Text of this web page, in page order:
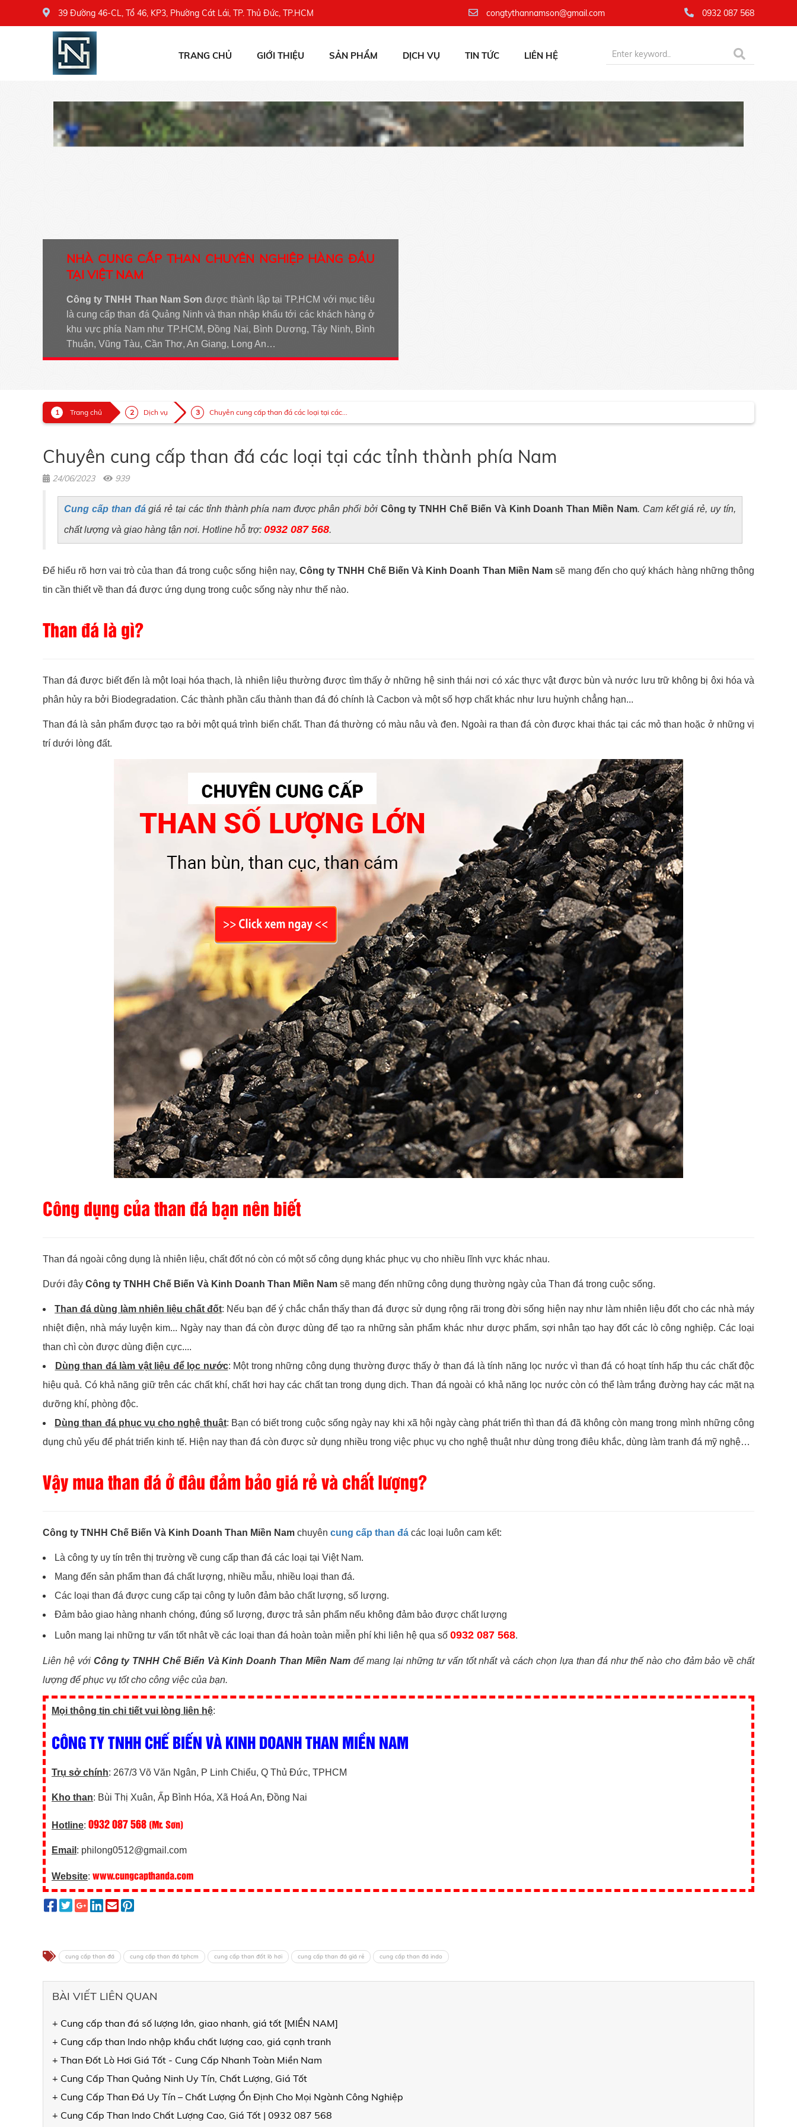
39 Đường 46-CL, Tổ 46, KP3, Phường Cát Lái, TP. Thủ Đức, TP.HCM congtythannamson@gmail.com 0932 087 568
TRANG CHỦ GIỚI THIỆU SẢN PHẨM DỊCH VỤ TIN TỨC LIÊN HỆ
NHÀ CUNG CẤP THAN CHUYÊN NGHIỆP HÀNG ĐẦU
TẠI VIỆT NAM
Công ty TNHH Than Nam Sơnđược thành lập tại TP.HCM với mục tiêu
là cung cấp than đá Quảng Ninh và than nhập khẩu tới các khách hàng ở
khu vực phía Nam như TP.HCM, Đồng Nai, Bình Dương, Tây Ninh, Bình
Thuận, Vũng Tàu, Cần Thơ, An Giang, Long An…
Trang chủ Dịch vụ Chuyên cung cấp than đá các loại tại các...
Chuyên cung cấp than đá các loại tại các tỉnh thành phía Nam
24/06/2023 939
Cung cấp than đágiá rẻ tại các tỉnh thành phía nam được phân phối bởi Công ty TNHH Chế Biến Và Kinh Doanh Than Miền Nam. Cam kết giá rẻ, uy tín,
chất lượng và giao hàng tận nơi. Hotline hỗ trợ: 0932 087 568.
Để hiểu rõ hơn vai trò của than đá trong cuộc sống hiện nay, Công ty TNHH Chế Biến Và Kinh Doanh Than Miền Nam sẽ mang đến cho quý khách hàng những thông
tin cần thiết về than đá được ứng dụng trong cuộc sống này như thế nào.
Than đá là gì?
Than đá được biết đến là một loại hóa thạch, là nhiên liệu thường được tìm thấy ở những hệ sinh thái nơi có xác thực vật được bùn và nước lưu trữ không bị ôxi hóa và
phân hủy ra bởi Biodegradation. Các thành phần cấu thành than đá đó chính là Cacbon và một số hợp chất khác như lưu huỳnh chẳng hạn...
Than đá là sản phẩm được tạo ra bởi một quá trình biến chất. Than đá thường có màu nâu và đen. Ngoài ra than đá còn được khai thác tại các mỏ than hoặc ở những vị
trí dưới lòng đất.
Công dụng của than đá bạn nên biết
Than đá ngoài công dụng là nhiên liệu, chất đốt nó còn có một số công dụng khác phục vụ cho nhiều lĩnh vực khác nhau.
Dưới đây Công ty TNHH Chế Biến Và Kinh Doanh Than Miền Nam sẽ mang đến những công dụng thường ngày của Than đá trong cuộc sống.
Than đá dùng làm nhiên liệu chất đốt: Nếu bạn để ý chắc chắn thấy than đá được sử dụng rộng rãi trong đời sống hiện nay như làm nhiên liệu đốt cho các nhà máy
nhiệt điện, nhà máy luyện kim... Ngày nay than đá còn được dùng để tạo ra những sản phẩm khác như dược phẩm, sợi nhân tạo hay đốt các lò công nghiệp. Các loại
than chì còn được dùng điện cực....
Dùng than đá làm vật liệu để lọc nước: Một trong những công dụng thường được thấy ở than đá là tính năng lọc nước vì than đá có hoạt tính hấp thu các chất độc
hiệu quả. Có khả năng giữ trên các chất khí, chất hơi hay các chất tan trong dụng dịch. Than đá ngoài có khả năng lọc nước còn có thể làm trắng đường hay các mặt nạ
dưỡng khí, phòng độc.
Dùng than đá phục vụ cho nghệ thuật: Bạn có biết trong cuộc sống ngày nay khi xã hội ngày càng phát triển thì than đá đã không còn mang trong mình những công
dụng chủ yếu để phát triển kinh tế. Hiện nay than đá còn được sử dụng nhiều trong việc phục vụ cho nghệ thuật như dùng trong điêu khắc, dùng làm tranh đá mỹ nghệ…
Vậy mua than đá ở đâu đảm bảo giá rẻ và chất lượng?
Công ty TNHH Chế Biến Và Kinh Doanh Than Miền Nam chuyên cung cấp than đá các loại luôn cam kết:
Là công ty uy tín trên thị trường về cung cấp than đá các loại tại Việt Nam.
Mang đến sản phẩm than đá chất lượng, nhiều mẫu, nhiều loại than đá.
Các loại than đá được cung cấp tại công ty luôn đảm bảo chất lượng, số lượng.
Đảm bảo giao hàng nhanh chóng, đúng số lượng, được trả sản phẩm nếu không đảm bảo được chất lượng
Luôn mang lại những tư vấn tốt nhât về các loại than đá hoàn toàn miễn phí khi liên hệ qua số 0932 087 568.
Liên hệ với Công ty TNHH Chế Biến Và Kinh Doanh Than Miền Namđể mang lại những tư vấn tốt nhất và cách chọn lựa than đá như thế nào cho đảm bảo về chất
lượng để phục vụ tốt cho công việc của bạn.
Mọi thông tin chi tiết vui lòng liên hệ:
CÔNG TY TNHH CHẾ BIẾN VÀ KINH DOANH THAN MIỀN NAM
Trụ sở chính: 267/3 Võ Văn Ngân, P Linh Chiểu, Q Thủ Đức, TPHCM
Kho than: Bùi Thị Xuân, Ấp Bình Hóa, Xã Hoá An, Đồng Nai
Hotline: 0932 087 568 (Mr. Sơn)
Email : philong0512@gmail.com
Website: www.cungcapthanda.com
cung cấp than đá cung cấp than đá tphcm cung cấp than đốt lò hơi cung cấp than đá giá rẻ cung cấp than đá indo
BÀI VIẾT LIÊN QUAN
+ Cung cấp than đá số lượng lớn, giao nhanh, giá tốt [MIỀN NAM]
+ Cung cấp than Indo nhập khẩu chất lượng cao, giá cạnh tranh
+ Than Đốt Lò Hơi Giá Tốt - Cung Cấp Nhanh Toàn Miền Nam
+ Cung Cấp Than Quảng Ninh Uy Tín, Chất Lượng, Giá Tốt
+ Cung Cấp Than Đá Uy Tín – Chất Lượng Ổn Định Cho Mọi Ngành Công Nghiệp
+ Cung Cấp Than Indo Chất Lượng Cao, Giá Tốt | 0932 087 568